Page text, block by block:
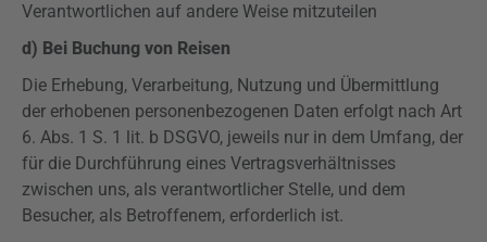
Verantwortlichen auf andere Weise mitzuteilen
d) Bei Buchung von Reisen
Die Erhebung, Verarbeitung, Nutzung und Übermittlung
der erhobenen personenbezogenen Daten erfolgt nach Art
6. Abs. 1 S. 1 lit. b DSGVO, jeweils nur in dem Umfang, der
für die Durchführung eines Vertragsverhältnisses
zwischen uns, als verantwortlicher Stelle, und dem
Besucher, als Betroffenem, erforderlich ist.